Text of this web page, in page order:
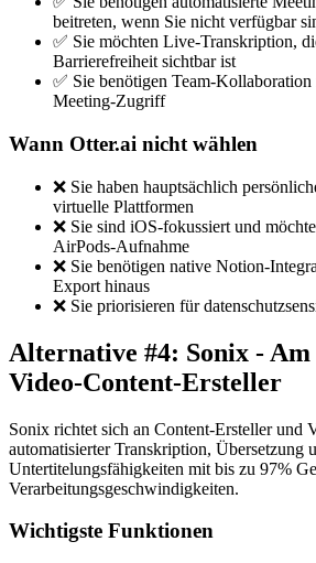
beitreten, wenn Sie nicht verfügbar
✅ Sie möchten Live-Transkription,
Barrierefreiheit sichtbar ist
✅ Sie benötigen Team-Kollaboration
Meeting-Zugriff
Wann Otter.ai nicht wählen
❌ Sie haben hauptsächlich
virtuelle Plattformen
❌ Sie sind iOS-fokussiert und
AirPods-Aufnahme
❌ Sie benötigen native Notion-
Export hinaus
❌ Sie priorisieren für
Alternative #4: Sonix -
Video-Content-Ersteller
Sonix richtet sich an Content-Ersteller und
automatisierter Transkription, Übersetzung
Untertitelungsfähigkeiten mit bis zu 97%
Verarbeitungsgeschwindigkeiten.
Wichtigste Funktionen